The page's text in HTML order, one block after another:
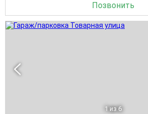
Позвонить
1 из 6